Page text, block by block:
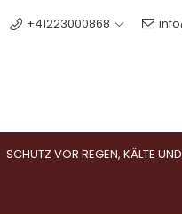
+41223000868
SCHUTZ VOR REGEN, KÄLTE